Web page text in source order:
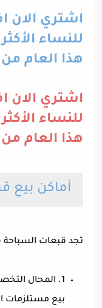
اشتري الان
للنساء
هذا العام
اشتري الان
للنساء
هذا العام
أماكن بيع
تجد قبعات السباحة
1. المحال
بيع مستلزمات